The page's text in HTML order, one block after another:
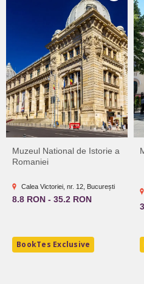
Muzeul National de Istorie a
Romaniei
Calea Victoriei, nr. 12, București
8.8 RON - 35.2 RON
BookTes Exclusive